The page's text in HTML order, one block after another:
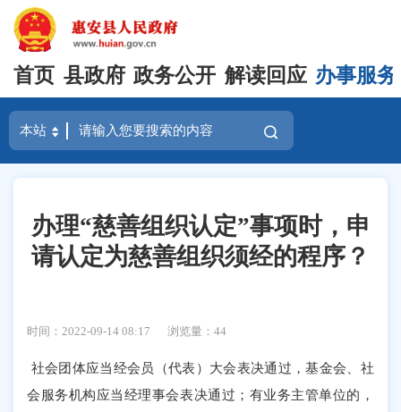
首页 县政府 政务公开 解读回应 办事服务
办理“慈善组织认定”事项时，申
请认定为慈善组织须经的程序？
时间：2022-09-14 08:17 浏览量：44
社会团体应当经会员（代表）大会表决通过，基金会、社
会服务机构应当经理事会表决通过；有业务主管单位的，